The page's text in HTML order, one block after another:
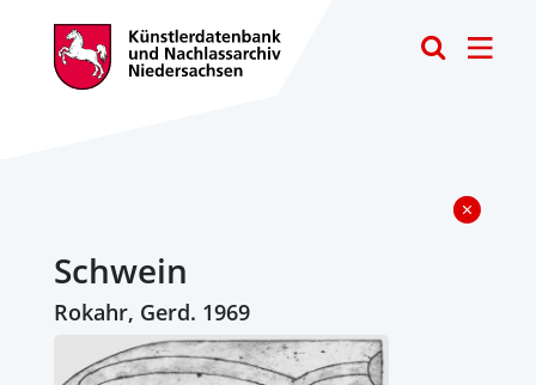
Schwein
Rokahr, Gerd. 1969